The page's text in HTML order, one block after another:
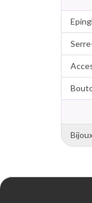
Bijoux